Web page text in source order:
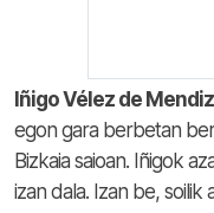
Iñigo Vélez de
egon gara berbetan
Bizkaia saioan. Iñigok
izan dala. Izan be,